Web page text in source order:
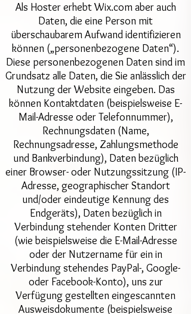
Als Hoster erhebt Wix.com aber auch
Daten, die eine Person mit
überschaubarem Aufwand identifizieren
können („personenbezogene Daten“).
Diese personenbezogenen Daten sind im
Grundsatz alle Daten, die Sie anlässlich der
Nutzung der Website eingeben. Das
können Kontaktdaten (beispielsweise E-
Mail-Adresse oder Telefonnummer),
Rechnungsdaten (Name,
Rechnungsadresse, Zahlungsmethode
und Bankverbindung), Daten bezüglich
einer Browser- oder Nutzungssitzung (IP-
Adresse, geographischer Standort
und/oder eindeutige Kennung des
Endgeräts), Daten bezüglich in
Verbindung stehender Konten Dritter
(wie beispielsweise die E-Mail-Adresse
oder der Nutzername für ein in
Verbindung stehendes PayPal-, Google-
oder Facebook-Konto), uns zur
Verfügung gestellten eingescannten
Ausweisdokumente (beispielsweise